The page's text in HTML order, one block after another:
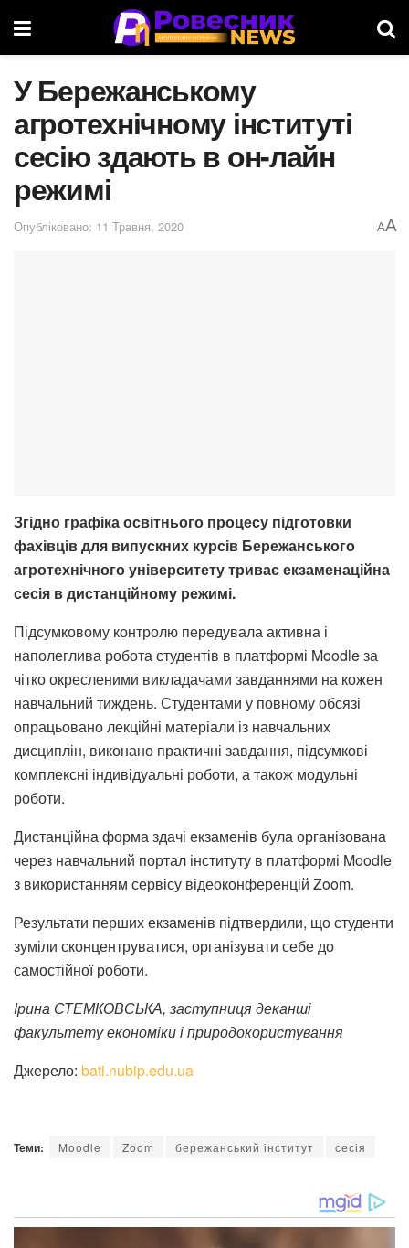
У Бережанському
агротехнічному інституті
сесію здають в он-лайн
режимі
Опубліковано: 11 Травня, 2020 AA
Згідно графіка освітнього процесу підготовки
фахівців для випускних курсів Бережанського
агротехнічного університету триває екзаменаційна
сесія в дистанційному режимі.
Підсумковому контролю передувала активна і
наполеглива робота студентів в платформі Moodle за
чітко окресленими викладачами завданнями на кожен
навчальний тиждень. Студентами у повному обсязі
опрацьовано лекційні матеріали із навчальних
дисциплін, виконано практичні завдання, підсумкові
комплексні індивідуальні роботи, а також модульні
роботи.
Дистанційна форма здачі екзаменів була організована
через навчальний портал інституту в платформі Moodle
з використанням сервісу відеоконференцій Zoom.
Результати перших екзаменів підтвердили, що студенти
зуміли сконцентруватися, організувати себе до
самостійної роботи.
Ірина СТЕМКОВСЬКА, заступниця деканші
факультету економіки і природокористування
Джерело: bati.nubip.edu.ua
Теми: Moodle Zoom бережанський інститут сесія